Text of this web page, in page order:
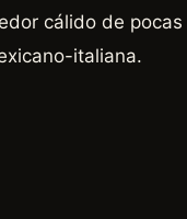
cálido de
italiana.